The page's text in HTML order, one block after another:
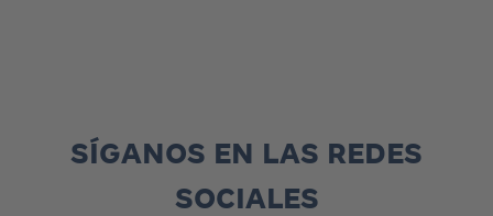
SÍGANOS EN LAS REDES
SOCIALES